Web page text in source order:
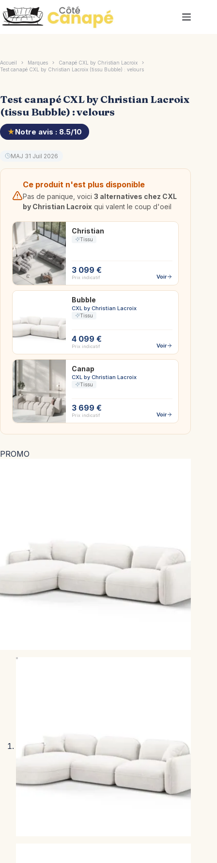
au
contenu
Accueil Marques
Canapé CXL by Christian Lacroix
Test canapé CXL by Christian Lacroix (tissu Bubble) : velours
PROMO
Test canapé CXL by Christian Lacroix
(tissu Bubble) : velours
★Notre avis : 8.5/10
MAJ 31 Juil 2026
Ce produit n'est plus disponible
Pas de panique, voici 3 alternatives chez CXL
by Christian Lacroix qui valent le coup d'oeil
Christian
Tissu
3 099 €
Prix indicatif Voir
Bubble
CXL by Christian Lacroix
Tissu
4 099 €
Prix indicatif Voir
Canap
CXL by Christian Lacroix
Tissu
3 699 €
Prix indicatif Voir